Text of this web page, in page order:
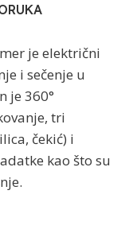
je električni
i sečenje u
je 360°
tri
čekić) i
kao što su